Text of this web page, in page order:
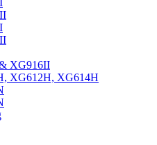
XG916II
XG612H, XG614H